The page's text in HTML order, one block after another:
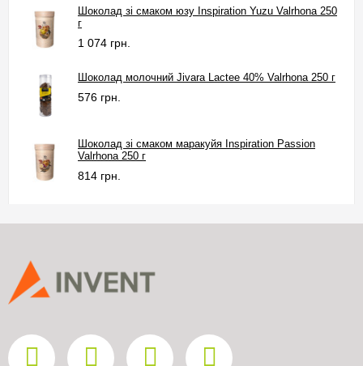
Шоколад зі смаком юзу Inspiration Yuzu Valrhona 250
г
1 074 грн.
Шоколад молочний Jivara Lactee 40% Valrhona 250 г
576 грн.
Шоколад зі смаком маракуйя Inspiration Passion
Valrhona 250 г
814 грн.